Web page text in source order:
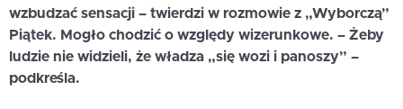
wzbudzać sensacji – twierdzi w rozmowie z „Wyborczą”
Piątek. Mogło chodzić o względy wizerunkowe. – Żeby
ludzie nie widzieli, że władza „się wozi i panoszy” –
podkreśla.